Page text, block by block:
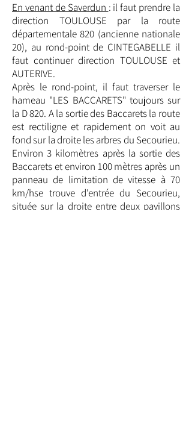
En venant de Saverdun : il faut prendre la
direction TOULOUSE par la route
départementale 820 (ancienne nationale
20), au rond-point de CINTEGABELLE il
faut continuer direction TOULOUSE et
AUTERIVE.
Après le rond-point, il faut traverser le
hameau "LES BACCARETS" toujours sur
la D 820. A la sortie des Baccarets la route
est rectiligne et rapidement on voit au
fond sur la droite les arbres du Secourieu.
Environ 3 kilomètres après la sortie des
Baccarets et environ 100 mètres après un
panneau de limitation de vitesse à 70
km/hse trouve d'entrée du Secourieu,
située sur la droite entre deux pavillons